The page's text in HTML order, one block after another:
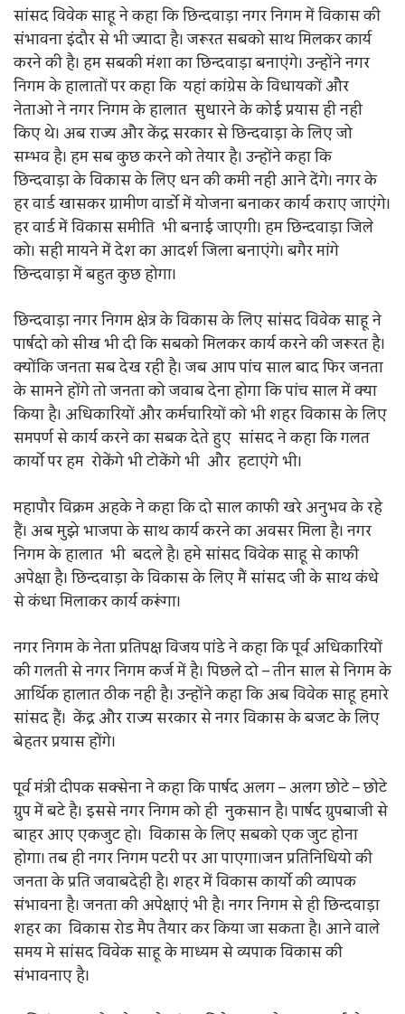
सांसद विवेक साहू ने कहा कि छिन्दवाड़ा नगर निगम में विकास की
संभावना इंदौर से भी ज्यादा है। जरूरत सबको साथ मिलकर कार्य
करने की है। हम सबकी मंशा का छिन्दवाड़ा बनाएंगे। उन्होंने नगर
निगम के हालातों पर कहा कि यहां कांग्रेस के विधायकों और
नेताओ ने नगर निगम के हालात सुधारने के कोई प्रयास ही नही
किए थे। अब राज्य और केंद्र सरकार से छिन्दवाड़ा के लिए जो
सम्भव है। हम सब कुछ करने को तेयार है। उन्होंने कहा कि
छिन्दवाड़ा के विकास के लिए धन की कमी नही आने देंगे। नगर के
हर वार्ड खासकर ग्रामीण वार्डो में योजना बनाकर कार्य कराए जाएंगे।
हर वार्ड में विकास समीति भी बनाई जाएगी। हम छिन्दवाड़ा जिले
को। सही मायने में देश का आदर्श जिला बनाएंगे। बगैर मांगे
छिन्दवाड़ा में बहुत कुछ होगा।
छिन्दवाड़ा नगर निगम क्षेत्र के विकास के लिए सांसद विवेक साहू ने
पार्षदो को सीख भी दी कि सबको मिलकर कार्य करने की जरूरत है।
क्योंकि जनता सब देख रही है। जब आप पांच साल बाद फिर जनता
के सामने होंगे तो जनता को जवाब देना होगा कि पांच साल में क्या
किया है। अधिकारियों और कर्मचारियों को भी शहर विकास के लिए
समपर्ण से कार्य करने का सबक देते हुए सांसद ने कहा कि गलत
कार्यो पर हम रोकेंगे भी टोकेंगे भी और हटाएंगे भी।
महापौर विक्रम अहके ने कहा कि दो साल काफी खरे अनुभव के रहे
हैं। अब मुझे भाजपा के साथ कार्य करने का अवसर मिला है। नगर
निगम के हालात भी बदले है। हमे सांसद विवेक साहू से काफी
अपेक्षा है। छिन्दवाड़ा के विकास के लिए मैं सांसद जी के साथ कंधे
से कंधा मिलाकर कार्य करूंगा।
नगर निगम के नेता प्रतिपक्ष विजय पांडे ने कहा कि पूर्व अधिकारियों
की गलती से नगर निगम कर्ज में है। पिछले दो – तीन साल से निगम के
आर्थिक हालात ठीक नही है। उन्होंने कहा कि अब विवेक साहू हमारे
सांसद हैं। केंद्र और राज्य सरकार से नगर विकास के बजट के लिए
बेहतर प्रयास होंगे।
पूर्व मंत्री दीपक सक्सेना ने कहा कि पार्षद अलग – अलग छोटे – छोटे
ग्रुप में बटे है। इससे नगर निगम को ही नुकसान है। पार्षद ग्रुपबाजी से
बाहर आए एकजुट हो। विकास के लिए सबको एक जुट होना
होगा। तब ही नगर निगम पटरी पर आ पाएगा।जन प्रतिनिधियो की
जनता के प्रति जवाबदेही है। शहर में विकास कार्यो की व्यापक
संभावना है। जनता की अपेक्षाएं भी है। नगर निगम से ही छिन्दवाड़ा
शहर का विकास रोड मैप तैयार कर किया जा सकता है। आने वाले
समय मे सांसद विवेक साहू के माध्यम से व्यपाक विकास की
संभावनाए है।